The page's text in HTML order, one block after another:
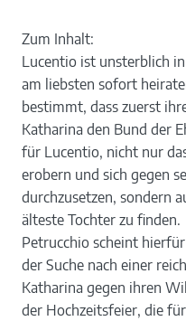
Zum Inhalt:
Lucentio ist unsterblich
am liebsten sofort
bestimmt, dass zuerst
Katharina den Bund der
für Lucentio, nicht nur
erobern und sich gegen
durchzusetzen, sondern
älteste Tochter zu finden.
Petrucchio scheint
der Suche nach einer
Katharina gegen ihren
der Hochzeitsfeier, die